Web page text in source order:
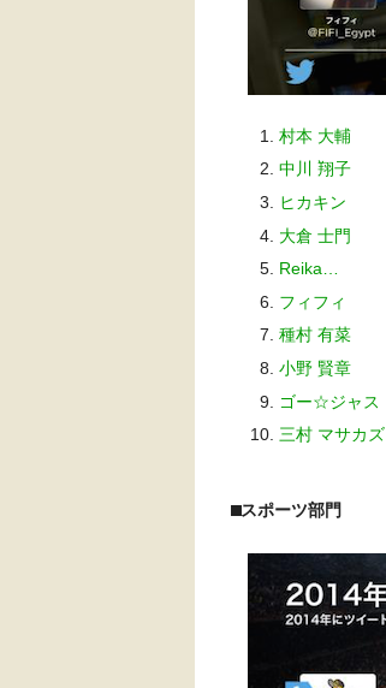
村本 大輔
中川 翔子
ヒカキン
大倉 士門
Reika…
フィフィ
種村 有菜
小野 賢章
ゴー☆ジャス
三村 マサカズ
⬛︎スポーツ部門